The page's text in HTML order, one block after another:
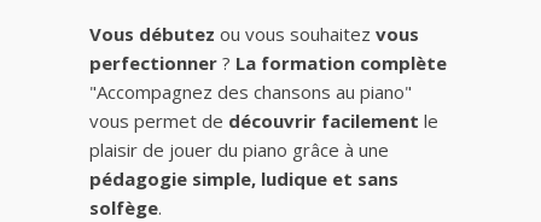
Vous débutez ou vous souhaitez vous
perfectionner ? La formation complète
"Accompagnez des chansons au piano"
vous permet de découvrir facilement le
plaisir de jouer du piano grâce à une
pédagogie simple, ludique et sans
solfège.